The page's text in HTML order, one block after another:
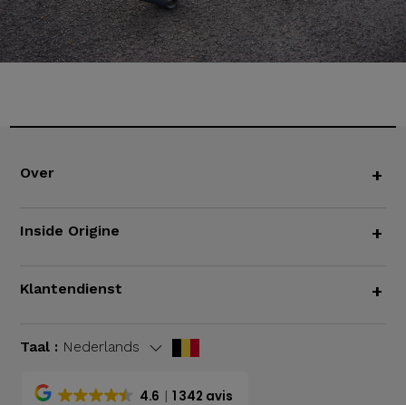
Over +
Inside Origine +
Klantendienst +
Taal : Nederlands
4.6 1 342 avis